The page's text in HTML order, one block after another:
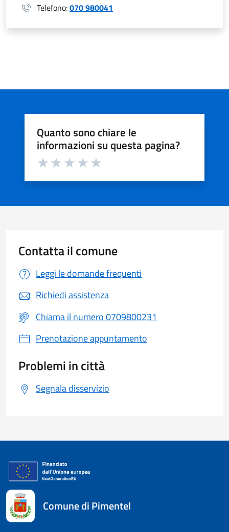
Telefono:070 980041
Quanto sono chiare le
informazioni su questa pagina?
Valuta da 1 a 5 stelle la pagina
Contatta il comune
Leggi le domande frequenti
Richiedi assistenza
Chiama il numero 0709800231
Prenotazione appuntamento
Problemi in città
Segnala disservizio
Comune di Pimentel